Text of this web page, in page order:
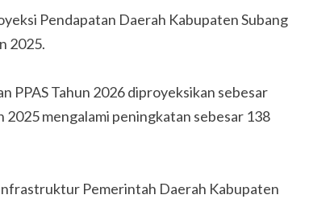
Pendapatan Daerah Kabupaten Subang
2025.
PPAS Tahun 2026 diproyeksikan sebesar
mengalami peningkatan sebesar 138
Pemerintah Daerah Kabupaten